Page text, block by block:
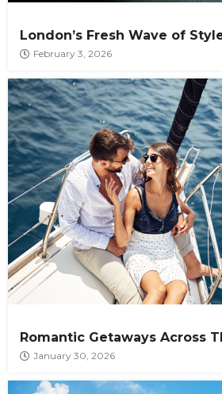
London’s Fresh Wave of
February 3, 2026
Romantic Getaways Across
January 30, 2026